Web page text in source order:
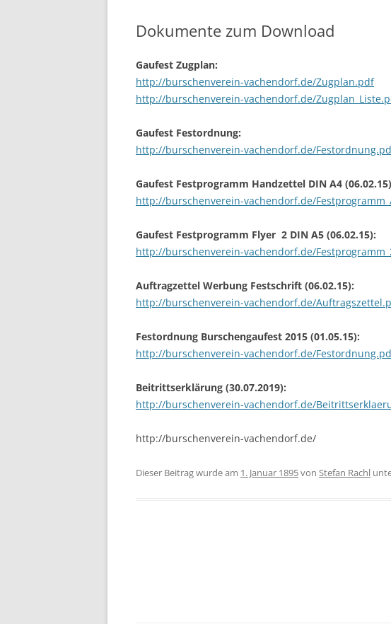
Dokumente zum Download
Gaufest Zugplan:
http://burschenverein-vachendorf.de/Zugplan.pdf
http://burschenverein-vachendorf.de/
Gaufest Festordnung:
http://burschenverein-vachendorf.de/
Gaufest Festprogramm Handzettel DIN A4
http://burschenverein-vachendorf.de/
Gaufest Festprogramm Flyer 2 DIN A5 (06.02.15):
http://burschenverein-vachendorf.de/
Auftragzettel Werbung Festschrift (06.02.15):
http://burschenverein-vachendorf.de/
Festordnung Burschengaufest 2015 (01.05.15):
http://burschenverein-vachendorf.de/
Beitrittserklärung (30.07.2019):
http://burschenverein-vachendorf.de/
http://burschenverein-vachendorf.de/
Dieser Beitrag wurde am 1. Januar 1895von Stefan Rachl